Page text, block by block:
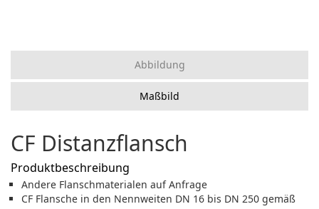
Abbildung
Maßbild
CF Distanzflansch
Produktbeschreibung
Andere Flanschmaterialen auf Anfrage
CF Flansche in den Nennweiten DN 16 bis DN 250 gemäß